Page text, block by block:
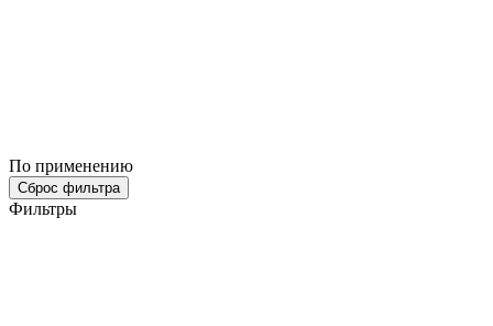
По применению
Сброс фильтра
Фильтры